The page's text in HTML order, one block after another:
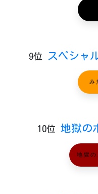
9位 スペシャ
み
10位 地獄の
地獄の